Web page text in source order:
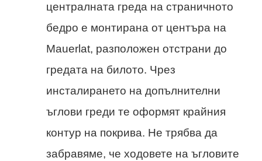
централната греда на страничното
бедро е монтирана от центъра на
Mauerlat, разположен отстрани до
гредата на билото. Чрез
инсталирането на допълнителни
ъглови греди те оформят крайния
контур на покрива. Не трябва да
забравяме, че ходовете на ъгловите